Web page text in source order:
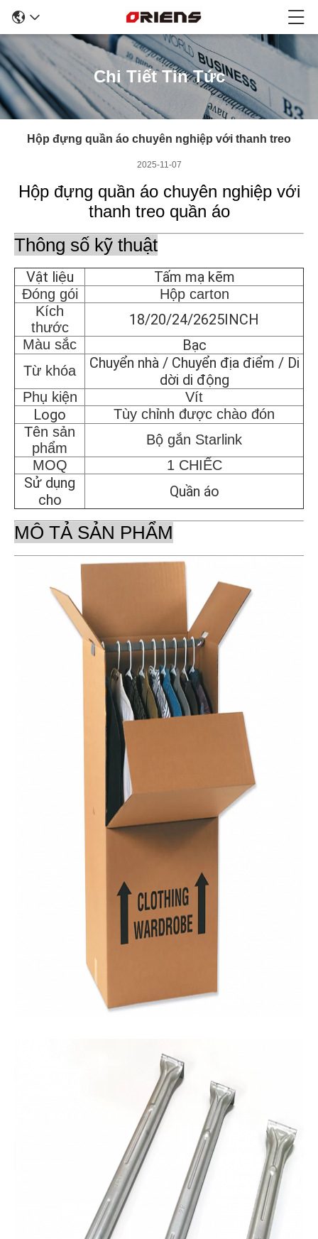
Chi Tiết Tin Tức
Hộp đựng quần áo chuyên nghiệp với thanh treo
2025-11-07
Hộp đựng quần áo chuyên nghiệp với
thanh treo quần áo
Thông số kỹ thuật
Vật liệu Tấm mạ kẽm
Đóng gói
Hộp carton
Kích
thước
18/20/24/2625INCH
Màu sắc Bạc
Từ khóa
Chuyển nhà / Chuyển địa điểm / Di
dời di động
Phụ kiện Vít
Logo
Tùy chỉnh được chào đón
Tên sản
phẩm
Bộ gắn Starlink
MOQ
1 CHIẾC
Sử dụng
cho
Quần áo
MÔ TẢ SẢN PHẨM